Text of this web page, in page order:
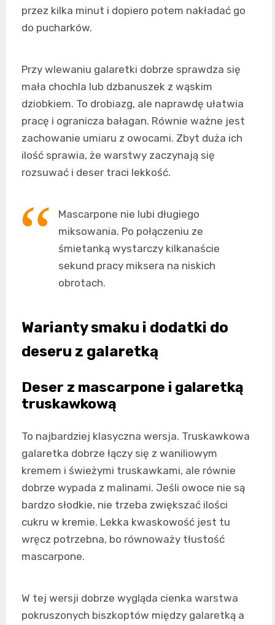
przez kilka minut i dopiero potem nakładać go
do pucharków.
Przy wlewaniu galaretki dobrze sprawdza się
mała chochla lub dzbanuszek z wąskim
dziobkiem. To drobiazg, ale naprawdę ułatwia
pracę i ogranicza bałagan. Równie ważne jest
zachowanie umiaru z owocami. Zbyt duża ich
ilość sprawia, że warstwy zaczynają się
rozsuwać i deser traci lekkość.
Mascarpone nie lubi długiego
miksowania. Po połączeniu ze
śmietanką wystarczy kilkanaście
sekund pracy miksera na niskich
obrotach.
Warianty smaku i dodatki do
deseru z galaretką
Deser z mascarpone i galaretką
truskawkową
To najbardziej klasyczna wersja. Truskawkowa
galaretka dobrze łączy się z waniliowym
kremem i świeżymi truskawkami, ale równie
dobrze wypada z malinami. Jeśli owoce nie są
bardzo słodkie, nie trzeba zwiększać ilości
cukru w kremie. Lekka kwaskowość jest tu
wręcz potrzebna, bo równoważy tłustość
mascarpone.
W tej wersji dobrze wygląda cienka warstwa
pokruszonych biszkoptów między galaretką a